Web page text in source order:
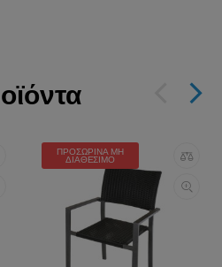
ΠΡΟΣΩΡΙΝΆ ΜΗ
ΔΙΑΘΈΣΙΜΟ